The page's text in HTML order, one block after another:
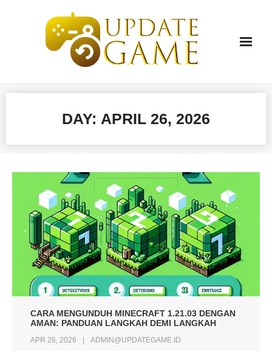
DAY: APRIL 26, 2026
CARA MENGUNDUH MINECRAFT 1.21.03 DENGAN
AMAN: PANDUAN LANGKAH DEMI LANGKAH
APR 26, 2026
ADMIN@UPDATEGAME.ID